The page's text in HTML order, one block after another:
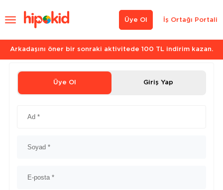
İş Ortağı Portali
Üye Ol
Arkadaşını öner bir sonraki aktivitede 100 TL indirim kazan.
Üye Ol Giriş Yap